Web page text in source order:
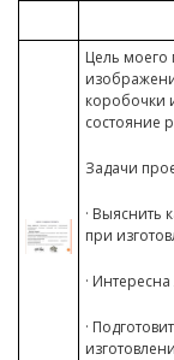
Цель
коробочки
состояние
Задачи
· Выяснить
при
·
·